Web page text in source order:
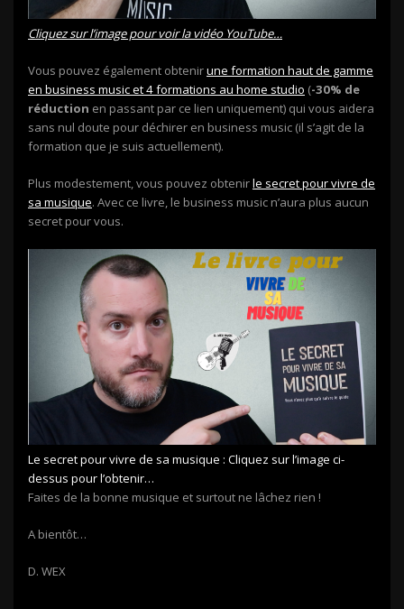
Cliquez sur l’image pour voir la vidéo YouTube…
Vous pouvez également obtenirune formation haut de gamme
en business music et 4 formations au home studio (-30% de
réduction en passant par ce lien uniquement) qui vous aidera
sans nul doute pour déchirer en business music (il s’agit de la
formation que je suis actuellement).
Plus modestement, vous pouvez obtenirle secret pour vivre de
sa musique. Avec ce livre, le business music n’aura plus aucun
secret pour vous.
Le secret pour vivre de sa musique : Cliquez sur l’image ci-
dessus pour l’obtenir…
Faites de la bonne musique et surtout ne lâchez rien !
A bientôt…
D. WEX